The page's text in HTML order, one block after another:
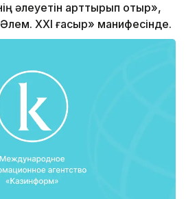
әлеуетін арттырып отыр»,
ХХІ ғасыр» манифесінде.